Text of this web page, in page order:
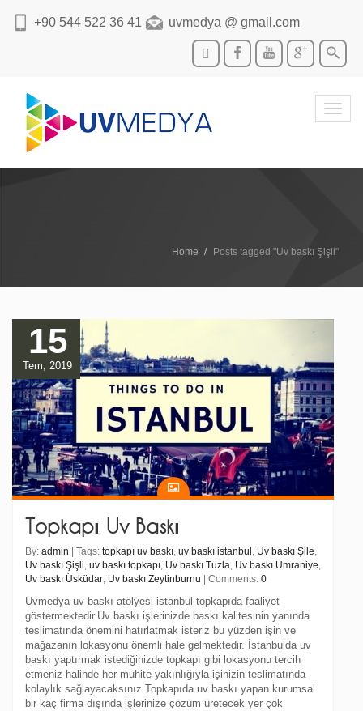
+90 544 522 36 41 uvmedya @ gmail.com
Home Posts tagged "Uv baskı Şişli"
15
Tem, 2019
Topkapı Uv Baskı
By: admin | Tags: topkapı uv baskı, uv baskı istanbul , Uv baskı Şile,
Uv baskı Şişli, uv baskı topkapı, Uv baskı Tuzla, Uv baskı Ümraniye,
Uv baskı Üsküdar, Uv baskı Zeytinburnu | Comments: 0
Uvmedya uv baskı atölyesi istanbul topkapıda faaliyet
göstermektedir.Uv baskı işlerinizde baskı kalitesinin yanında
teslimatında önemini hatırlatmak isteriz bu yüzden işin ve
mağazanın lokasyonu önemli hale gelmektedir. İstanbulda uv
baskı yaptırmak istediğinizde topkapı gibi lokasyonu tercih
etmeniz halinde her muhite yakınlığıyla işinizin teslimatında
kolaylık sağlayacaksınız.Topkapıda uv baskı yapan kurumsal
bir kaç firma dışında işlerinize çözüm üretecek yer çok